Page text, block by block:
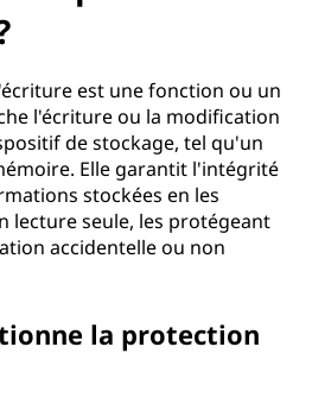
est une fonction ou un
l'écriture ou la modification
de stockage, tel qu'un
Elle garantit l'intégrité
stockées en les
lecture seule, les protégeant
accidentelle ou non
la protection